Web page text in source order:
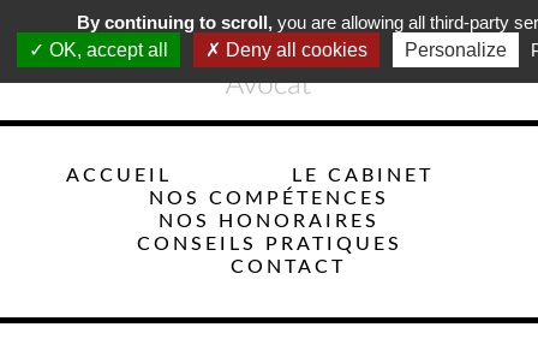
ACCUEIL
LE CABINET
NOS COMPÉTENCES
NOS HONORAIRES
CONSEILS PRATIQUES
CONTACT
By continuing to scroll,you are allowing all third-party
OK, accept all
Deny all cookies Personalize